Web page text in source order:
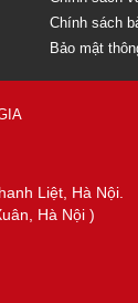
Chính sách
Bảo mật
Liệt, Hà Nội.
Hà Nội )